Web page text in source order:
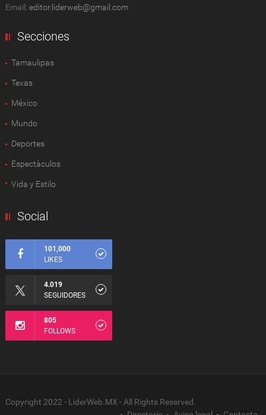
Email: editor.liderweb@gmail.com
Secciones
Tamaulipas
Texas
México
Mundo
Deportes
Espectàculos
Vida y Estilo
Social
101,000
LIKES
4.019
SEGUIDORES
805
FOLLOWS
Copyright 2022 - LiderWeb.MX - All Rights Reserved.